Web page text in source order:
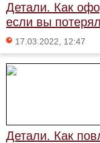
Детали. Как
если вы
17.03.2022, 12:47
Детали. Как